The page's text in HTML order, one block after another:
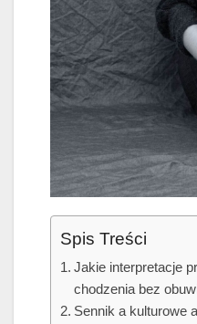
Spis Treści
Jakie interpretacje
chodzenia bez
Sennik a kulturowe